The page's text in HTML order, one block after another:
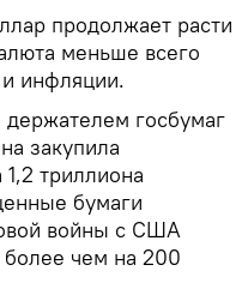
продолжает расти
меньше всего
инфляции.
госбумаг
закупила
триллиона
бумаги
войны с США
более чем на 200